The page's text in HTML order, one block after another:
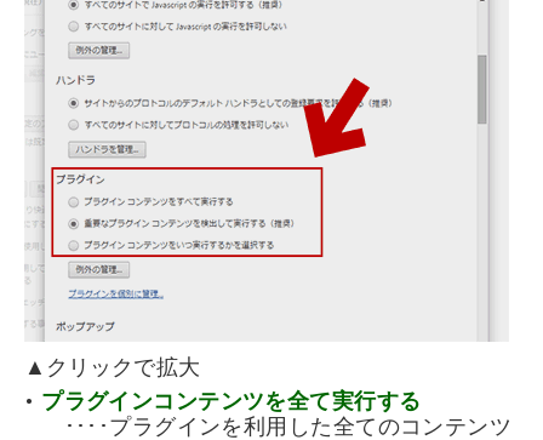
▲クリックで拡大
プラグインコンテンツを全て実行する
････プラグインを利用した全てのコンテンツ